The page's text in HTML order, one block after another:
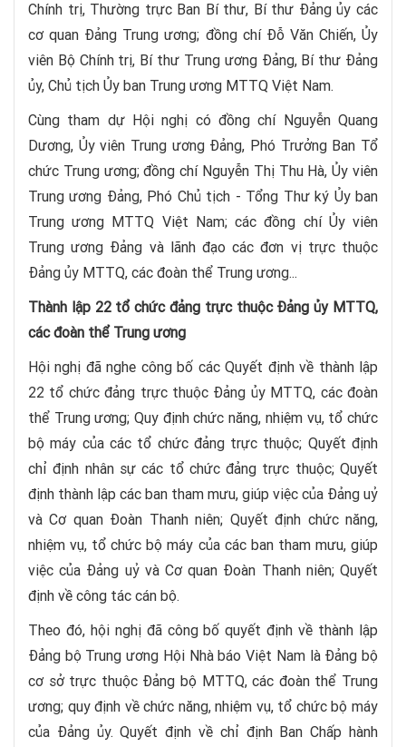
Chính trị, Thường trực Ban Bí thư, Bí thư Đảng ủy các
cơ quan Đảng Trung ương; đồng chí Đỗ Văn Chiến, Ủy
viên Bộ Chính trị, Bí thư Trung ương Đảng, Bí thư Đảng
ủy, Chủ tịch Ủy ban Trung ương MTTQ Việt Nam.
Cùng tham dự Hội nghị có đồng chí Nguyễn Quang
Dương, Ủy viên Trung ương Đảng, Phó Trưởng Ban Tổ
chức Trung ương; đồng chí Nguyễn Thị Thu Hà, Ủy viên
Trung ương Đảng, Phó Chủ tịch - Tổng Thư ký Ủy ban
Trung ương MTTQ Việt Nam; các đồng chí Ủy viên
Trung ương Đảng và lãnh đạo các đơn vị trực thuộc
Đảng ủy MTTQ, các đoàn thể Trung ương...
Thành lập 22 tổ chức đảng trực thuộc Đảng ủy MTTQ,
các đoàn thể Trung ương
Hội nghị đã nghe công bố các Quyết định về thành lập
22 tổ chức đảng trực thuộc Đảng ủy MTTQ, các đoàn
thể Trung ương; Quy định chức năng, nhiệm vụ, tổ chức
bộ máy của các tổ chức đảng trực thuộc; Quyết định
chỉ định nhân sự các tổ chức đảng trực thuộc; Quyết
định thành lập các ban tham mưu, giúp việc của Đảng uỷ
và Cơ quan Đoàn Thanh niên; Quyết định chức năng,
nhiệm vụ, tổ chức bộ máy của các ban tham mưu, giúp
việc của Đảng uỷ và Cơ quan Đoàn Thanh niên; Quyết
định về công tác cán bộ.
Theo đó, hội nghị đã công bố quyết định về thành lập
Đảng bộ Trung ương Hội Nhà báo Việt Nam là Đảng bộ
cơ sở trực thuộc Đảng bộ MTTQ, các đoàn thể Trung
ương; quy định về chức năng, nhiệm vụ, tổ chức bộ máy
của Đảng ủy. Quyết định về chỉ định Ban Chấp hành